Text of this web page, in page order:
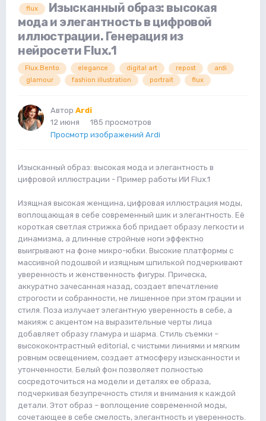
flux
Изысканный образ: высокая
мода и элегантность в цифровой
иллюстрации. Генерация из
нейросети Flux.1
Flux.Bento elegance digital art repost
ardi
glamour
fashion illustration portrait flux
Автор Ardi
12 июня
185 просмотров
Просмотр изображений Ardi
Изысканный образ: высокая мода и элегантность в
цифровой иллюстрации - Пример работы ИИ Flux.1
Изящная высокая женщина, цифровая иллюстрация моды,
воплощающая в себе современный шик и элегантность. Её
короткая светлая стрижка боб придает образу легкости и
динамизма, а длинные стройные ноги эффектно
выигрывают на фоне микро-юбки. Высокие платформы с
массивной подошвой и изящным шпилькой подчеркивают
уверенность и женственность фигуры. Прическа,
аккуратно зачесанная назад, создает впечатление
строгости и собранности, не лишенное при этом грации и
стиля. Поза излучает элегантную уверенность в себе, а
макияж с акцентом на выразительные черты лица
добавляет образу гламура и шарма. Стиль съемки –
высококонтрастный editorial, с чистыми линиями и мягким
ровным освещением, создает атмосферу изысканности и
утонченности. Белый фон позволяет полностью
сосредоточиться на модели и деталях ее образа,
подчеркивая безупречность стиля и внимания к каждой
детали. Этот образ – воплощение современной моды,
сочетающее в себе смелость, элегантность и уверенность.